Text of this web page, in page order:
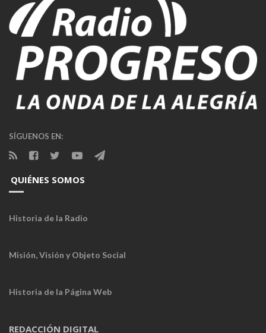
SÍGUENOS EN:
QUIÉNES SOMOS
Historia de la Radio
Misión, Visión y Objeto Social
Historia de la Página Web
REDACCIÓN DIGITAL